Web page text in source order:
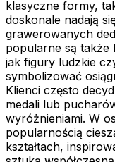
klasyczne formy,
doskonale nadają
grawerowanych
popularne są także
jak figury ludzkie
symbolizować
Klienci często
medali lub
wyróżnieniami. W
popularnością
kształtach,